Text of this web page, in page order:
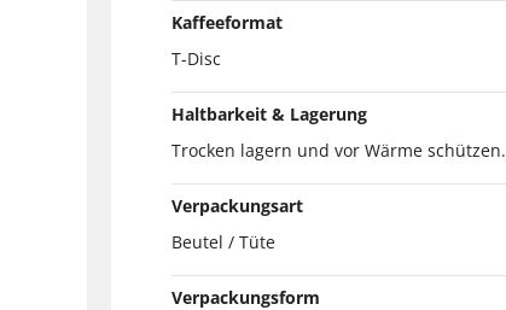
Kaffeeformat
T-Disc
Haltbarkeit & Lagerung
Trocken lagern und vor Wärme schützen.
Verpackungsart
Beutel / Tüte
Verpackungsform